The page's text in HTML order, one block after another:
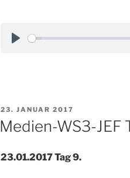
VERÖFFENTLICHT
AM
23. JANUAR 2017
Medien-WS3-JEF
23.01.2017 Tag 9.